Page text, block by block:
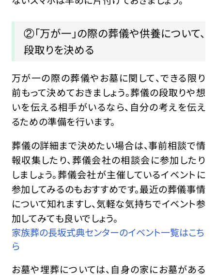
②「万が一」の際の葬儀や供養について、
段取りを決める
万が一の際の葬儀やお墓に関して、できる限り
前もって決めておきましょう。葬儀の段取りや想
いを伝える相手がいるなら、自分の考えを伝え
るための準備を行います。
葬儀の詳細まで決めたい場合は、事前相談で情
報収集したり、葬儀会社の相談会に参加したり
しましょう。葬儀会社が主催しているイベントに
参加してみるのもおすすめです。最近の葬儀事情
について知れますし、気軽な気持ちでイベント参
加してみても良いでしょう。
家族葬の長坂式典センターのイベント一覧はこち
ら
お墓や埋葬については、自身の家にお墓がある